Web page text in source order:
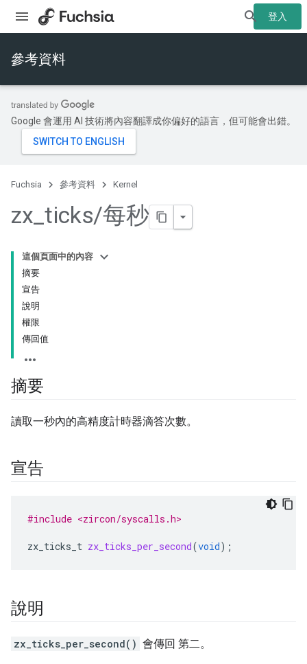
登入
參考資料
Google 會運用 AI 技術將內容翻譯成你偏好的語言，但可能會出錯。
Fuchsia 參考資料 Kernel
zx_ticks/每秒
這個頁面中的內容
摘要
宣告
說明
權限
傳回值
摘要
讀取一秒內的高精度計時器滴答次數。
宣告
#include <zircon/syscalls.h>
zx_ticks_t zx_ticks_per_second(void);
說明
zx_ticks_per_second() 會傳回 第二。